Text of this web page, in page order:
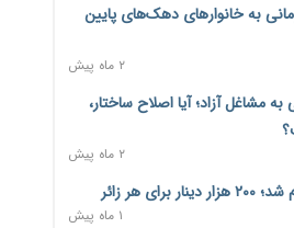
ترمز تولید خودرو کشیده شد؛ افت ۲۵ درصدی تیراژ ایران‌خودرو،
۱ روز پیش
خانه‌دار شدن مستأجران
زمینی به راهبرد تأمین کالاهای
۱ روز پیش
۳۰ میلیون‌تومانی به خانوارهای دهک‌های پایین
۲ ماه پیش
مشاغل آزاد؛ آیا اصلاح ساختار،
۲ ماه پیش
۱ ماه پیش